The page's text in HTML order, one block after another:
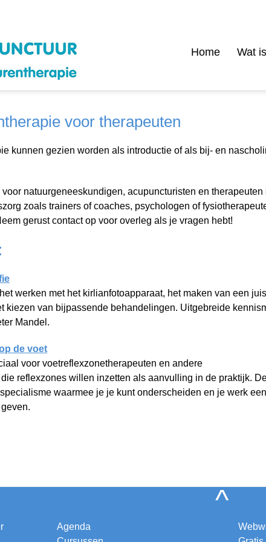
Home Wat is
voor therapeuten
kunnen gezien worden als introductie of als bij- en
natuurgeneeskundigen, acupuncturisten en therapeuten
zoals trainers of coaches, psychologen of
gerust contact op voor overleg als je vragen hebt!
werken met het kirlianfotoapparaat, het maken van een
kiezen van bijpassende behandelingen. Uitgebreide
Mandel.
de voet
voor voetreflexzonetherapeuten en andere
reflexzones willen inzetten als aanvulling in de praktijk.
waarmee je je kunt onderscheiden en je werk
^
Agenda